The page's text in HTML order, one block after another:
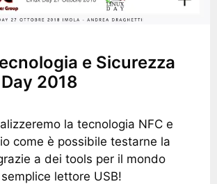
e Sicurezza
2018
la tecnologia NFC e
come è possibile testarne la
a dei tools per il mondo
lettore USB!